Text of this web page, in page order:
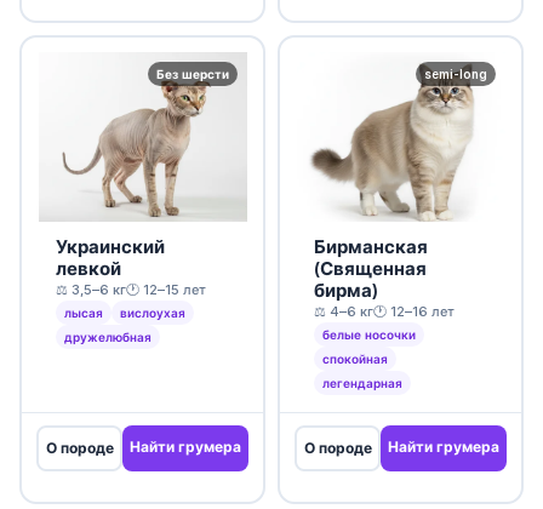
Без шерсти
Украинский
левкой
⚖️ 3,5–6 кг🕐 12–15 лет
лысая
вислоухая
дружелюбная
О породе Найти грумера
semi-long
Бирманская
(Священная
бирма)
⚖️ 4–6 кг🕐 12–16 лет
белые носочки
спокойная
легендарная
О породе Найти грумера